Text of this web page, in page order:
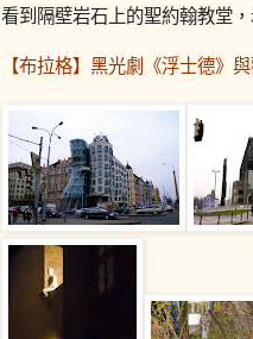
看到隔壁岩石上的聖約翰教堂
【布拉格】黑光劇《浮士德》